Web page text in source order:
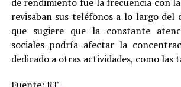
revisaban sus teléfonos a lo largo del
que sugiere que la constante
sociales podría afectar la
dedicado a otras actividades, como las